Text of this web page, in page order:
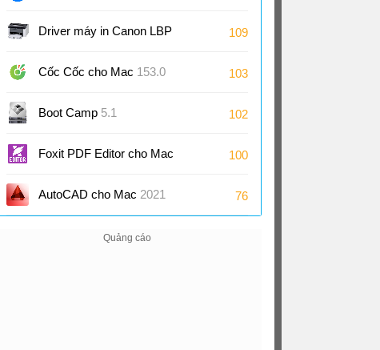
Driver máy in Canon LBP
2900/2900B CAPT cho Mac
109
Cốc Cốc cho Mac 153.0 103
Boot Camp 5.1 102
Foxit PDF Editor cho Mac
2025.2
100
AutoCAD cho Mac 2021 76